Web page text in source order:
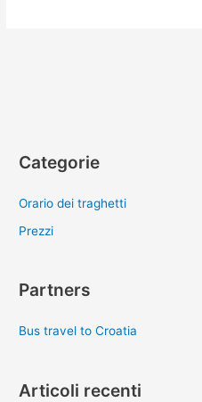
Categorie
Orario dei traghetti
Prezzi
Partners
Bus travel to Croatia
Articoli recenti